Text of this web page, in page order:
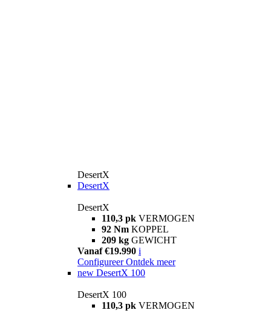
DesertX
DesertX
DesertX
110,3 pk VERMOGEN
92 Nm KOPPEL
209 kg GEWICHT
Vanaf €19.990 i
Configureer Ontdek meer
new DesertX 100
DesertX 100
110,3 pk VERMOGEN